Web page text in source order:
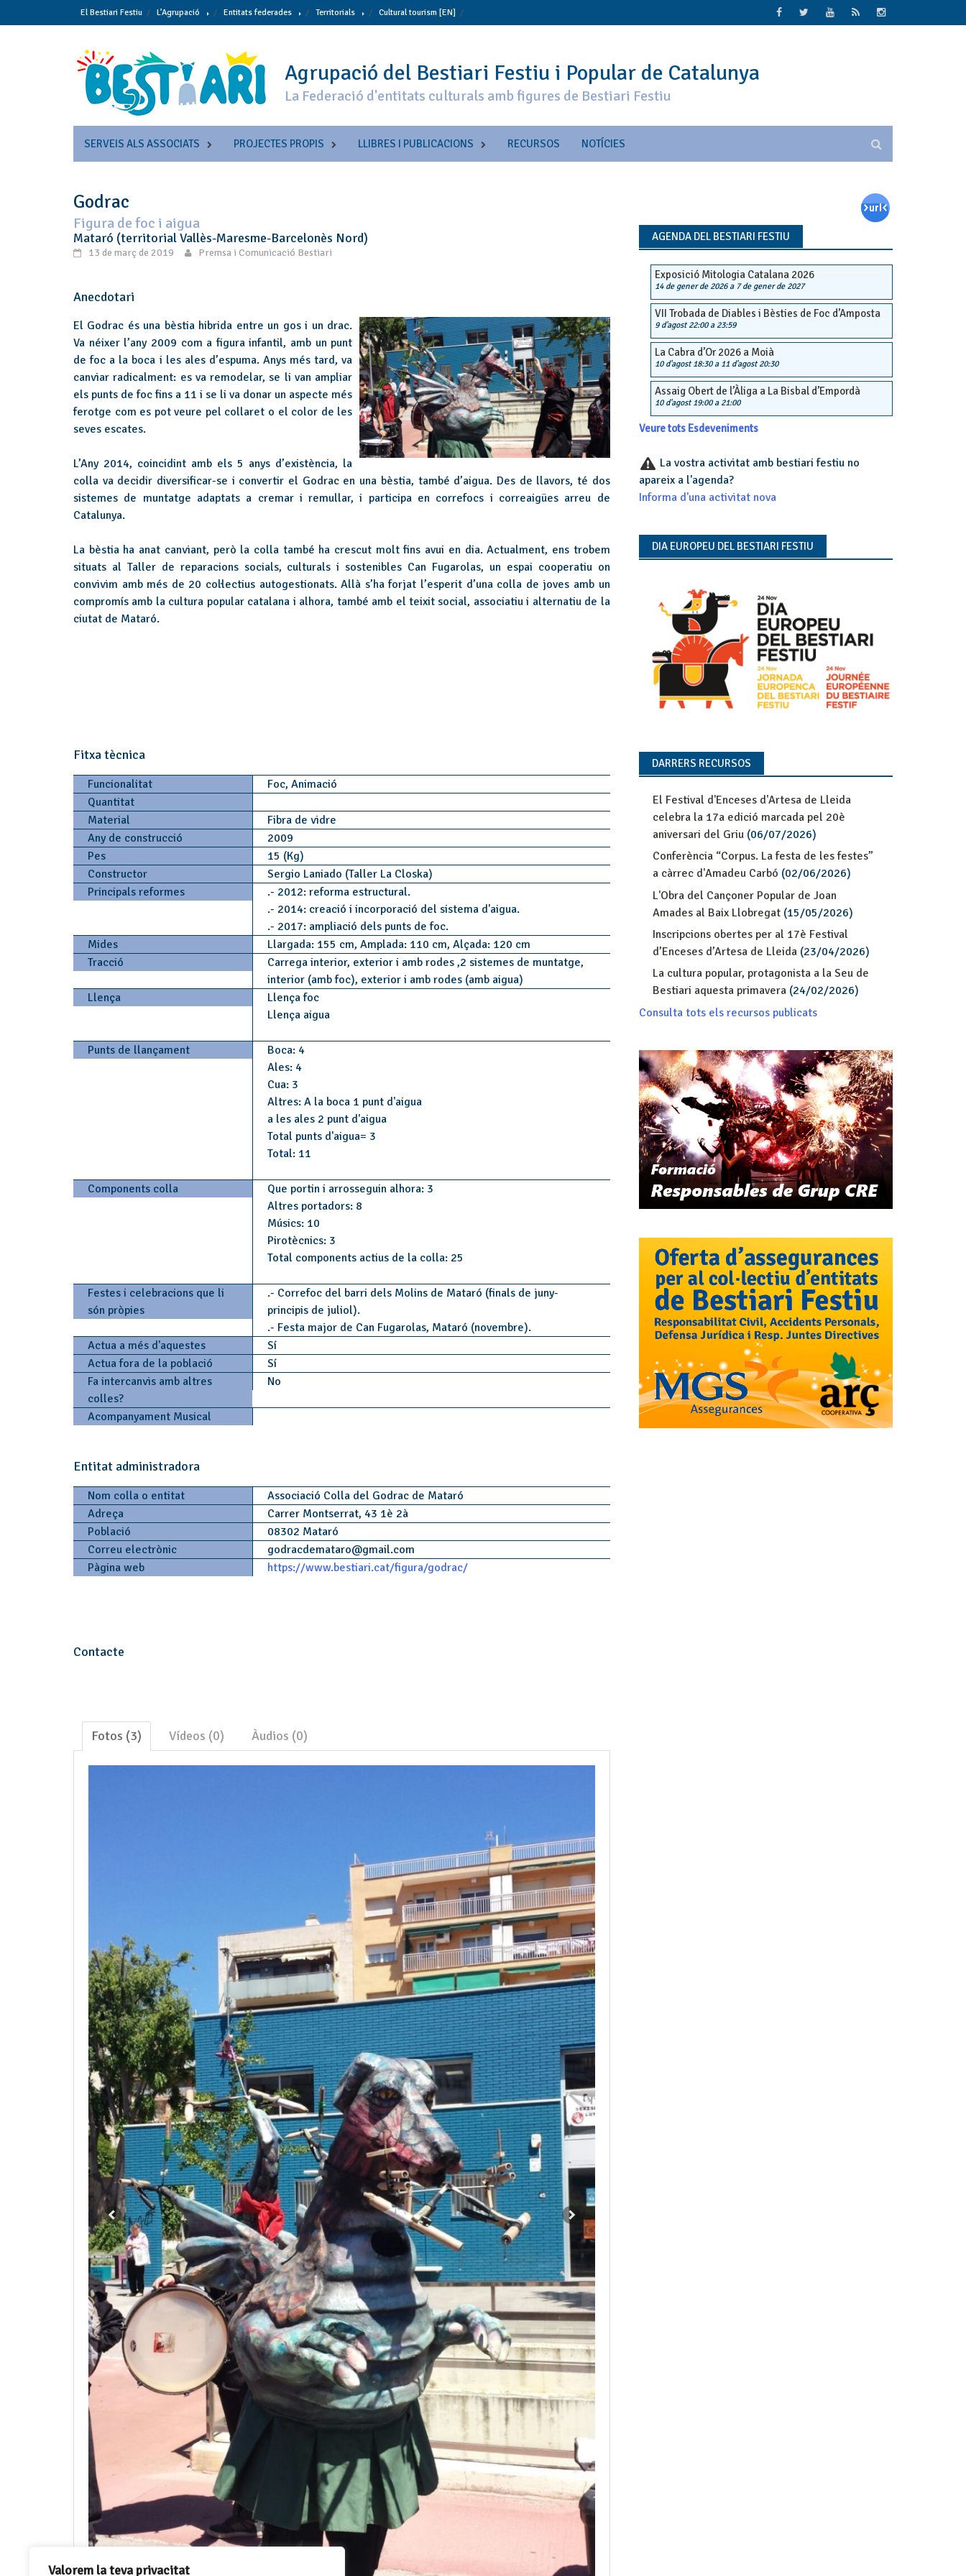
Valorem la teva privacitat
to
El Bestiari Festiu L’Agrupació Entitats federades Territorials Cultural tourism [EN]
Agrupació del Bestiari Festiu i Popular de Catalunya
La Federació d'entitats culturals amb figures de Bestiari Festiu
SERVEIS ALS ASSOCIATS PROJECTES PROPIS LLIBRES I PUBLICACIONS RECURSOS NOTÍCIES
Godrac
Figura de foc i aigua
Mataró (territorial Vallès-Maresme-Barcelonès Nord)
13 de març de 2019 Premsa i Comunicació Bestiari
Anecdotari
El Godrac és una bèstia hibrida entre un gos i un drac.
Va néixer l’any 2009 com a figura infantil, amb un punt
de foc a la boca i les ales d’espuma. Anys més tard, va
canviar radicalment: es va remodelar, se li van ampliar
els punts de foc fins a 11 i se li va donar un aspecte més
ferotge com es pot veure pel collaret o el color de les
seves escates.
L’Any 2014, coincidint amb els 5 anys d’existència, la
colla va decidir diversificar-se i convertir el Godrac en una bèstia, també d’aigua. Des de llavors, té dos
sistemes de muntatge adaptats a cremar i remullar, i participa en correfocs i correaigües arreu de
Catalunya.
La bèstia ha anat canviant, però la colla també ha crescut molt fins avui en dia. Actualment, ens trobem
situats al Taller de reparacions socials, culturals i sostenibles Can Fugarolas, un espai cooperatiu on
convivim amb més de 20 col·lectius autogestionats. Allà s’ha forjat l’esperit d’una colla de joves amb un
compromís amb la cultura popular catalana i alhora, també amb el teixit social, associatiu i alternatiu de la
ciutat de Mataró.
Fitxa tècnica
Funcionalitat
Foc, Animació
Quantitat
Material
Fibra de vidre
Any de construcció
2009
Pes
15 (Kg)
Constructor
Sergio Laniado (Taller La Closka)
Principals reformes
.- 2012: reforma estructural.
.- 2014: creació i incorporació del sistema d'aigua.
.- 2017: ampliació dels punts de foc.
Mides
Llargada: 155 cm, Amplada: 110 cm, Alçada: 120 cm
Tracció
Carrega interior, exterior i amb rodes ,2 sistemes de muntatge,
interior (amb foc), exterior i amb rodes (amb aigua)
Llença
Llença foc
Llença aigua
Punts de llançament
Boca: 4
Ales: 4
Cua: 3
Altres: A la boca 1 punt d'aigua
a les ales 2 punt d'aigua
Total punts d'aigua= 3
Total: 11
Components colla
Que portin i arrosseguin alhora: 3
Altres portadors: 8
Músics: 10
Pirotècnics: 3
Total components actius de la colla: 25
Festes i celebracions que li
són pròpies
.- Correfoc del barri dels Molins de Mataró (finals de juny-
principis de juliol).
.- Festa major de Can Fugarolas, Mataró (novembre).
Actua a més d'aquestes
Sí
Actua fora de la població
Sí
Fa intercanvis amb altres
colles?
No
Acompanyament Musical
Entitat administradora
Nom colla o entitat
Associació Colla del Godrac de Mataró
Adreça
Carrer Montserrat, 43 1è 2à
Població
08302 Mataró
Correu electrònic
godracdemataro@gmail.com
Pàgina web
https://www.bestiari.cat/figura/godrac/
Contacte
Fotos (3) Vídeos (0) Àudios (0)
AGENDA DEL BESTIARI FESTIU
Exposició Mitologia Catalana 2026
14 de gener de 2026a 7 de gener de 2027
VII Trobada de Diables i Bèsties de Foc d’Amposta
9 d'agost 22:00a 23:59
La Cabra d’Or 2026 a Moià
10 d'agost 18:30a 11 d'agost 20:30
Assaig Obert de l’Àliga a La Bisbal d’Empordà
10 d'agost 19:00a 21:00
Veure tots Esdeveniments
La vostra activitat amb bestiari festiu no
apareix a l'agenda?
Informa d'una activitat nova
DIA EUROPEU DEL BESTIARI FESTIU
DARRERS RECURSOS
El Festival d'Enceses d'Artesa de Lleida
celebra la 17a edició marcada pel 20è
aniversari del Griu(06/07/2026)
Conferència “Corpus. La festa de les festes”
a càrrec d'Amadeu Carbó (02/06/2026)
L'Obra del Cançoner Popular de Joan
Amades al Baix Llobregat(15/05/2026)
Inscripcions obertes per al 17è Festival
d’Enceses d’Artesa de Lleida(23/04/2026)
La cultura popular, protagonista a la Seu de
Bestiari aquesta primavera(24/02/2026)
Consulta tots els recursos publicats